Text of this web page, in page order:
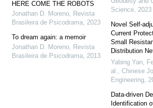
HERE COME THE ROBOTS
Jonathan D. Moreno, Revista
Brasileira de Psicodrama, 2023
To dream again: a memoir
Jonathan D. Moreno, Revista
Brasileira de Psicodrama, 2013
Science, 2023
Novel Self-
Current
Small
Distribution
Yabing Yan,
al., Chinese
Engineering,
Data-driven
Identification